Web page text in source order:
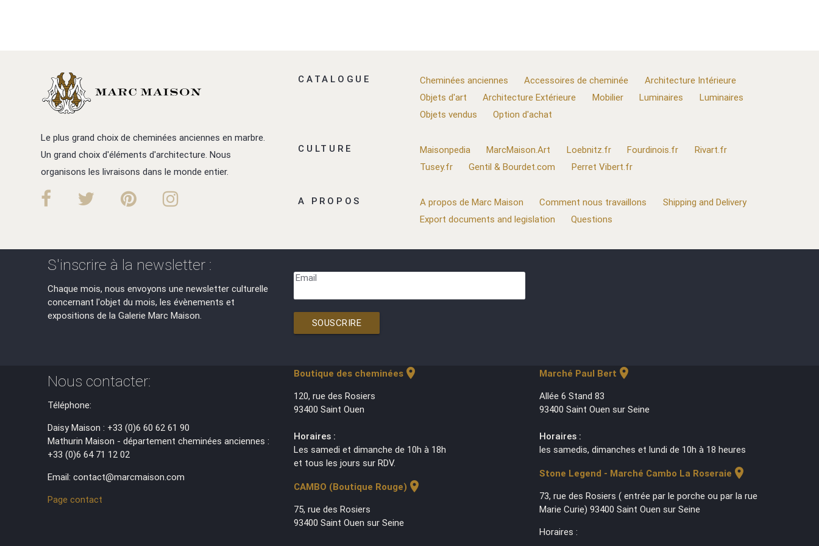
Le plus grand choix de cheminées anciennes en marbre.
Un grand choix d'éléments d'architecture. Nous
organisons les livraisons dans le monde entier.
CATALOGUE Cheminées anciennes Accessoires de cheminée
Architecture Intérieure
Objets d'art
Architecture Extérieure Mobilier Luminaires
Luminaires
Objets vendus
Option d'achat
CULTURE Maisonpedia MarcMaison.Art Loebnitz.fr Fourdinois.fr
Rivart.fr
Tusey.fr
Gentil & Bourdet.com Perret Vibert.fr
A PROPOS A propos de Marc Maison Comment nous travaillons
Shipping and Delivery
Export documents and legislation
Questions
S'inscrire à la newsletter :
Chaque mois, nous envoyons une newsletter culturelle
concernant l'objet du mois, les évènements et
expositions de la Galerie Marc Maison.
Email
SOUSCRIRE
Nous contacter:
Téléphone:
Daisy Maison : +33 (0)6 60 62 61 90
Mathurin Maison - département cheminées anciennes :
+33 (0)6 64 71 12 02
Email: contact@marcmaison.com
Page contact
Boutique des cheminéeslocation_on
120, rue des Rosiers
93400 Saint Ouen
Horaires :
Les samedi et dimanche de 10h à 18h
et tous les jours sur RDV.
CAMBO (Boutique Rouge) location_on
75, rue des Rosiers
93400 Saint Ouen sur Seine
Marché Paul Bert location_on
Allée 6 Stand 83
93400 Saint Ouen sur Seine
Horaires :
les samedis, dimanches et lundi de 10h à 18 heures
Stone Legend - Marché Cambo La Roseraie location_on
73, rue des Rosiers ( entrée par le porche ou par la rue
Marie Curie) 93400 Saint Ouen sur Seine
Horaires :